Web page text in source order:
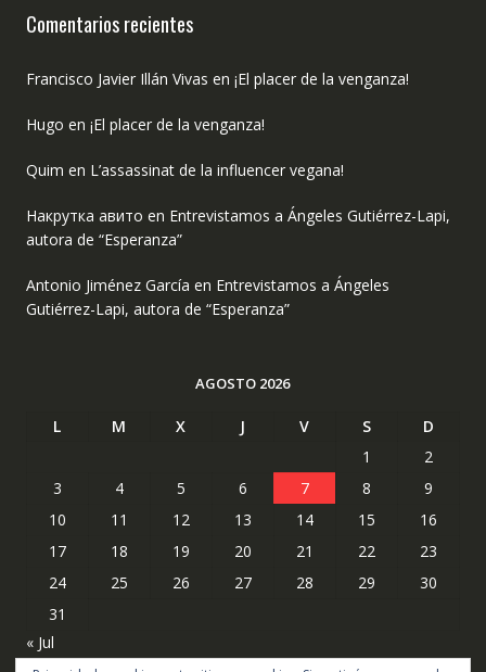
Comentarios recientes
Francisco Javier Illán Vivas en ¡El placer de la venganza!
Hugo en ¡El placer de la venganza!
Quim en L’assassinat de la influencer vegana!
Накрутка авито en Entrevistamos a Ángeles Gutiérrez-Lapi,
autora de “Esperanza”
Antonio Jiménez García en Entrevistamos a Ángeles
Gutiérrez-Lapi, autora de “Esperanza”
AGOSTO 2026
L M X J V S
D
1
2
3
4 5 6 7 8
9
10
11 12 13 14 15
16
17
18 19 20 21 22
23
24
25 26 27 28 29
30
31
« Jul